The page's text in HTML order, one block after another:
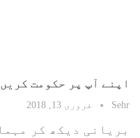
اپنے آپ پر حکومت
Sehr فروری 13, 2018
بریانی دیکھ کر